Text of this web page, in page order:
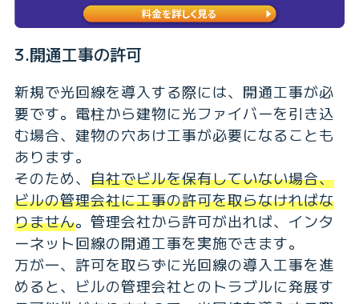
3.開通工事の許可
新規で光回線を導入する際には、開通工事が必
要です。電柱から建物に光ファイバーを引き込
む場合、建物の穴あけ工事が必要になることも
あります。
そのため、 自社でビルを保有していない場合、
ビルの管理会社に工事の許可を取らなければな
りません。管理会社から許可が出れば、インタ
ーネット回線の開通工事を実施できます。
万が一、許可を取らずに光回線の導入工事を進
めると、ビルの管理会社とのトラブルに発展す